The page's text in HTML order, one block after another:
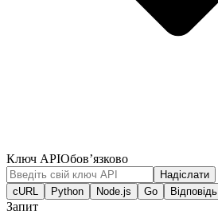
Ключ APIОбов’язково
Надіслати
cURL
Python Node.js Go Відповідь
Запит